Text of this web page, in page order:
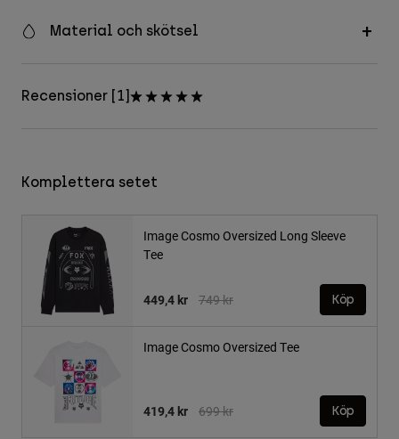
Material och skötsel
Recensioner [1]
Komplettera setet
Image Cosmo Oversized Long Sleeve
Tee
Price reduced from
749 krto
449,4 kr Köp
Image Cosmo Oversized Tee
Price reduced from
699 krto
419,4 kr Köp